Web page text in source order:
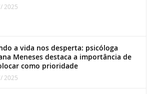
2025
a vida nos desperta: psicóloga
Meneses destaca a importância de
como prioridade
2025